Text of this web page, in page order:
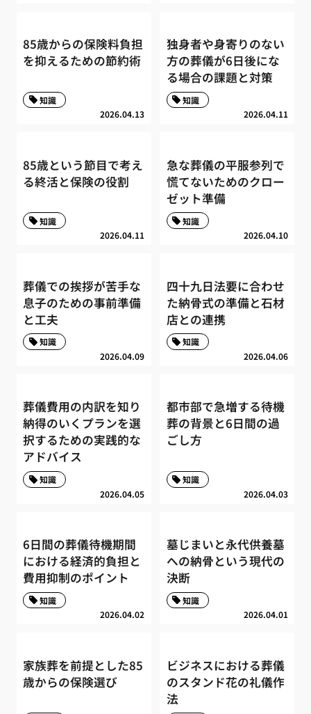
85歳からの保険料負担
を抑えるための節約術
2026.04.13
知識
独身者や身寄りのない
方の葬儀が6日後にな
る場合の課題と対策
2026.04.11
知識
85歳という節目で考え
る終活と保険の役割
2026.04.11
知識
急な葬儀の平服参列で
慌てないためのクロー
ゼット準備
2026.04.10
知識
葬儀での挨拶が苦手な
息子のための事前準備
と工夫
2026.04.09
知識
四十九日法要に合わせ
た納骨式の準備と石材
店との連携
2026.04.06
知識
葬儀費用の内訳を知り
納得のいくプランを選
択するための実践的な
アドバイス
2026.04.05
知識
都市部で急増する待機
葬の背景と6日間の過
ごし方
2026.04.03
知識
6日間の葬儀待機期間
における経済的負担と
費用抑制のポイント
2026.04.02
知識
墓じまいと永代供養墓
への納骨という現代の
決断
2026.04.01
知識
家族葬を前提とした85
歳からの保険選び
ビジネスにおける葬儀
のスタンド花の礼儀作
法